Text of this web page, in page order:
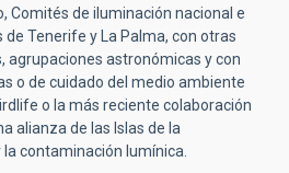
Comités de iluminación nacional e
Tenerife y La Palma, con otras
agrupaciones astronómicas y con
o de cuidado del medio ambiente
o la más reciente colaboración
alianza de las Islas de la
contaminación lumínica.